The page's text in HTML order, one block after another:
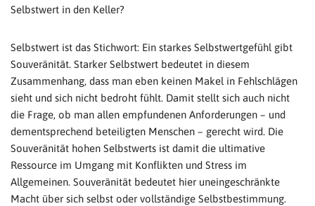
Selbstwert in den Keller?
Selbstwert ist das Stichwort: Ein starkes Selbstwertgefühl gibt
Souveränität. Starker Selbstwert bedeutet in diesem
Zusammenhang, dass man eben keinen Makel in Fehlschlägen
sieht und sich nicht bedroht fühlt. Damit stellt sich auch nicht
die Frage, ob man allen empfundenen Anforderungen – und
dementsprechend beteiligten Menschen – gerecht wird. Die
Souveränität hohen Selbstwerts ist damit die ultimative
Ressource im Umgang mit Konflikten und Stress im
Allgemeinen. Souveränität bedeutet hier uneingeschränkte
Macht über sich selbst oder vollständige Selbstbestimmung.